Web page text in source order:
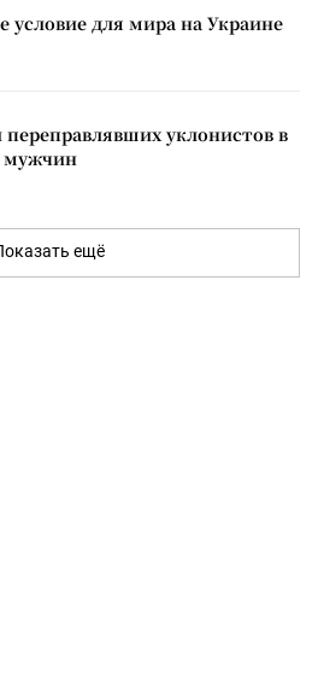
условие для мира на Украине
уклонистов в
мужчин
ещё